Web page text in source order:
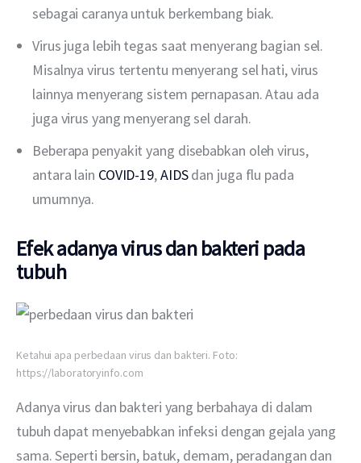
sebagai caranya untuk berkembang biak.
Virus juga lebih tegas saat menyerang bagian sel.
Misalnya virus tertentu menyerang sel hati, virus
lainnya menyerang sistem pernapasan. Atau ada
juga virus yang menyerang sel darah.
Beberapa penyakit yang disebabkan oleh virus,
antara lain COVID-19,AIDSdan juga flu pada
umumnya.
Efek adanya virus dan bakteri pada
tubuh
Ketahui apa perbedaan virus dan bakteri. Foto:
https://laboratoryinfo.com
Adanya virus dan bakteri yang berbahaya di dalam
tubuh dapat menyebabkan infeksi dengan gejala yang
sama. Seperti bersin, batuk, demam, peradangan dan